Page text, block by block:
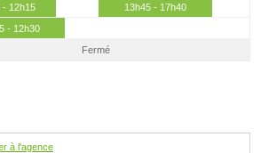
- 12h15
13h45 - 17h40
- 12h30
Fermé
à l'agence